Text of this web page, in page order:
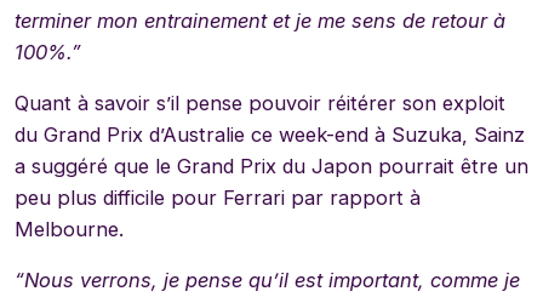
terminer mon entrainement et je me sens de retour à
100%.”
Quant à savoir s’il pense pouvoir réitérer son exploit
du Grand Prix d’Australie ce week-end à Suzuka, Sainz
a suggéré que le Grand Prix du Japon pourrait être un
peu plus difficile pour Ferrari par rapport à
Melbourne.
“Nous verrons, je pense qu’il est important, comme je